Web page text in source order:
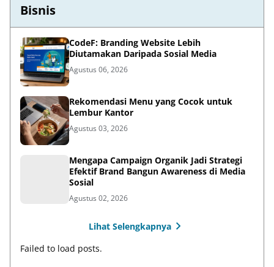
Bisnis
CodeF: Branding Website Lebih
Diutamakan Daripada Sosial Media
Agustus 06, 2026
Rekomendasi Menu yang Cocok untuk
Lembur Kantor
Agustus 03, 2026
Mengapa Campaign Organik Jadi Strategi
Efektif Brand Bangun Awareness di Media
Sosial
Agustus 02, 2026
Lihat Selengkapnya
Failed to load posts.